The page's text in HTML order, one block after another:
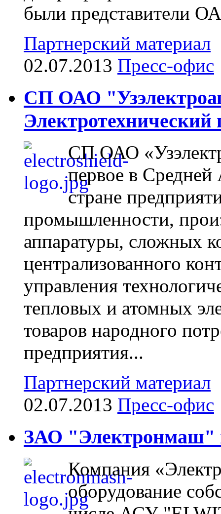
были представители
Партнерский материал
02.07.2013 Пресс-офис
СП ОАО
СП ОАО
первое в
стране
промышленности,
аппаратуры, сложных
централизованного
управления
тепловых и атомных
товаров народного
предприятия...
Партнерский материал
02.07.2013 Пресс-офис
ЗАО "Электронмаш"
Компания
оборудование